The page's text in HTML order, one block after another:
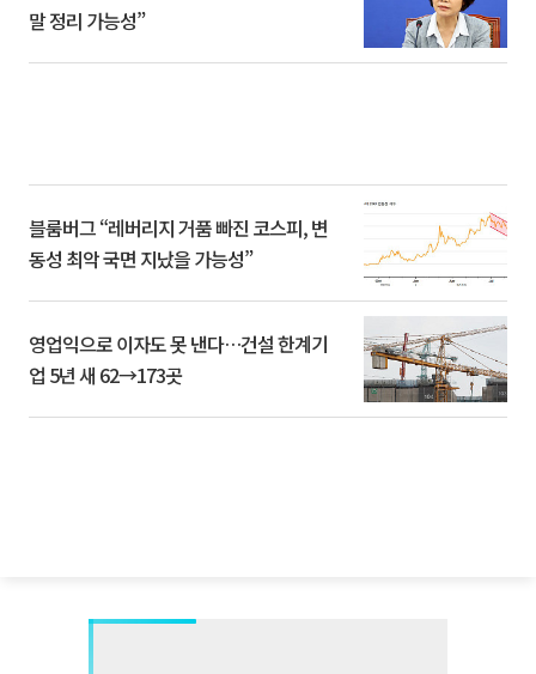
말 정리 가능성”
블룸버그 “레버리지 거품 빠진 코스피, 변
동성 최악 국면 지났을 가능성”
영업익으로 이자도 못 낸다…건설 한계기
업 5년 새 62→173곳